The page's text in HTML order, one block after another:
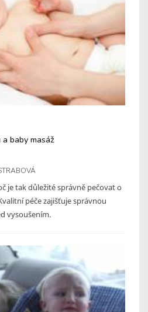
baby masáž
je tak důležité správně pečovat o
péče zajišťuje správnou
vysoušením.